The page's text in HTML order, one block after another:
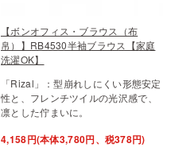
【ボンオフィス・ブラウス（布
帛）】RB4530半袖ブラウス【家庭
洗濯OK】
「Rizal」：型崩れしにくい形態安定
性と、フレンチツイルの光沢感で、
凛とした佇まいに。
4,158円(本体3,780円、税378円)